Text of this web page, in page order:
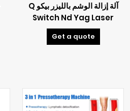
آلة إزالة الوشم بالليزر بيكو Q
Switch Nd Yag Laser
Get a quote